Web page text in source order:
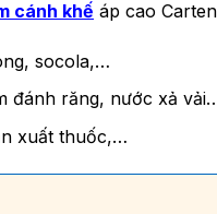
cánh khế áp cao
socola,…
đánh răng, nước xả
xuất thuốc,…